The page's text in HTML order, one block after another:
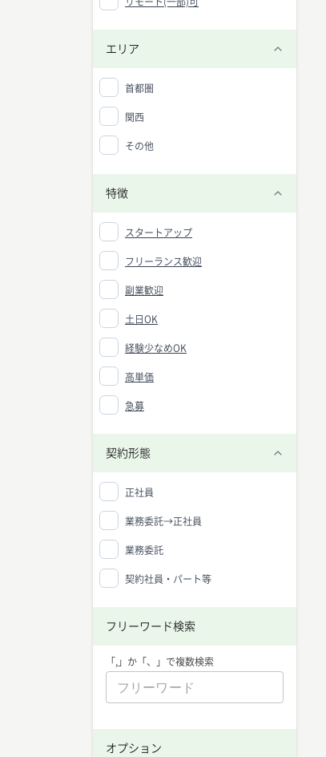
エリア
首都圏
関西
その他
特徴
スタートアップ
フリーランス歓迎
副業歓迎
土日OK
経験少なめOK
高単価
急募
契約形態
正社員
業務委託→正社員
業務委託
契約社員・パート等
フリーワード検索
「,」か「、」で複数検索
オプション